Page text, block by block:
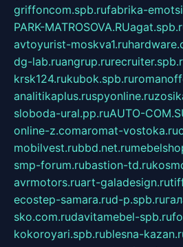
griffoncom.spb.rufabrika-
PARK-MATROSOVA.RU
avtoyurist-moskva1.ru
dg-lab.ruangrup.ru
krsk124.rukubok.spb.ru
analitikaplus.ruspyonline.ru
sloboda-ural.pp.ruAUTO-
online-z.comaromat-vostoka.ru
mobilvest.rubbd.net.ru
smp-forum.rubastion-td.ru
avrmotors.ruart-galadesign.ru
ecostep-samara.rud-p.spb.ru
sko.com.rudavitamebel-spb.ru
kokoroyari.spb.rublesna-